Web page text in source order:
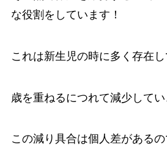
な役割をしています！
これは新生児の時に多く存在し
歳を重ねるにつれて減少してい
この減り具合は個人差がある